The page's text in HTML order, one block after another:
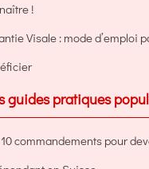
!
Visale : mode d’emploi
guides pratiques
commandements pour